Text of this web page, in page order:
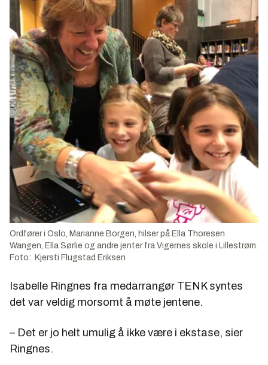
Ordfører i Oslo, Marianne Borgen, hilser på Ella Thoresen
Wangen, Ella Sørlie og andre jenter fra Vigernes skole i Lillestrøm.
Foto: Kjersti Flugstad Eriksen
Isabelle Ringnes fra medarrangør TENK syntes
det var veldig morsomt å møte jentene.
– Det er jo helt umulig å ikke være i ekstase, sier
Ringnes.